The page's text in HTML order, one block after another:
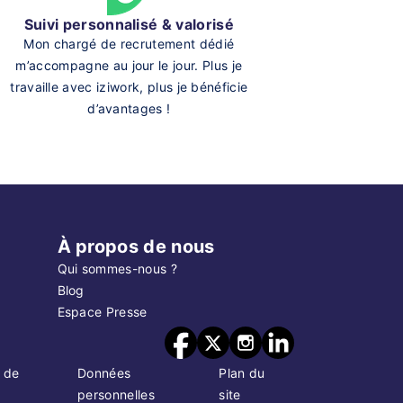
Suivi personnalisé & valorisé
Mon chargé de recrutement dédié
m’accompagne au jour le jour. Plus je
travaille avec iziwork, plus je bénéficie
d’avantages !
À propos de nous
Qui sommes-nous ?
Blog
Espace Presse
de
Données
personnelles
Plan du
site